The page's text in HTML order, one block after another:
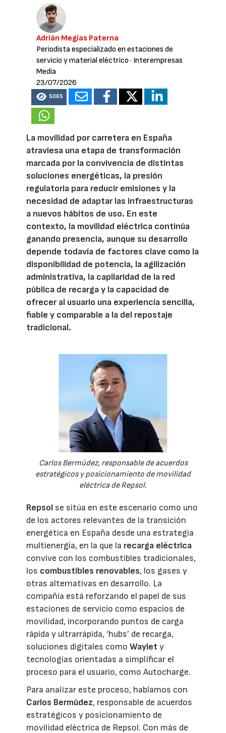
Adrián Megías Paterna
Periodista especializado en estaciones de
servicio y material eléctrico · Interempresas
Media
23/07/2026
5065
La movilidad por carretera en España
atraviesa una etapa de transformación
marcada por la convivencia de distintas
soluciones energéticas, la presión
regulatoria para reducir emisiones y la
necesidad de adaptar las infraestructuras
a nuevos hábitos de uso. En este
contexto, la movilidad eléctrica continúa
ganando presencia, aunque su desarrollo
depende todavía de factores clave como la
disponibilidad de potencia, la agilización
administrativa, la capilaridad de la red
pública de recarga y la capacidad de
ofrecer al usuario una experiencia sencilla,
fiable y comparable a la del repostaje
tradicional.
Carlos Bermúdez, responsable de acuerdos
estratégicos y posicionamiento de movilidad
eléctrica de Repsol.
Repsol se sitúa en este escenario como uno
de los actores relevantes de la transición
energética en España desde una estrategia
multienergía, en la que la recarga eléctrica
convive con los combustibles tradicionales,
los combustibles renovables, los gases y
otras alternativas en desarrollo. La
compañía está reforzando el papel de sus
estaciones de servicio como espacios de
movilidad, incorporando puntos de carga
rápida y ultrarrápida, ‘hubs’ de recarga,
soluciones digitales comoWaylety
tecnologías orientadas a simplificar el
proceso para el usuario, como Autocharge.
Para analizar este proceso, hablamos con
Carlos Bermúdez, responsable de acuerdos
estratégicos y posicionamiento de
movilidad eléctrica de Repsol. Con más de